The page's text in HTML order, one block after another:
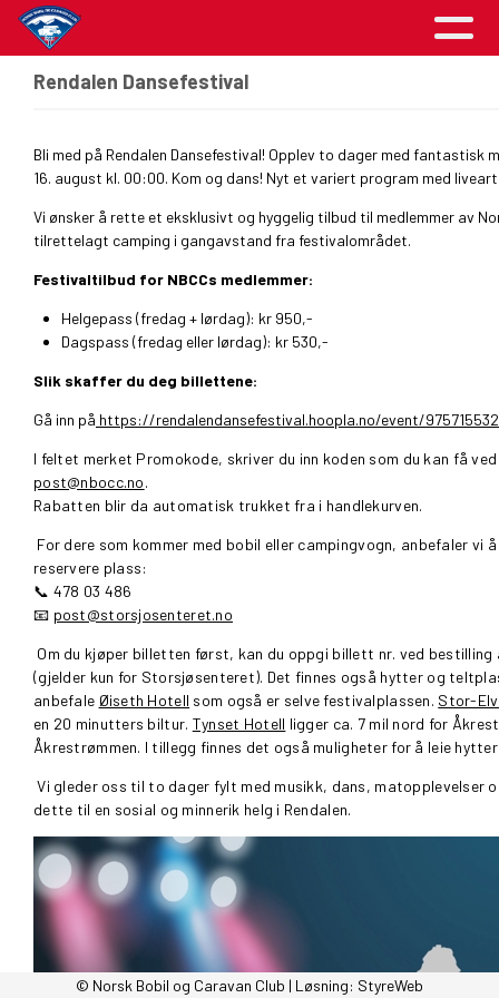
Rendalen Dansefestival
Bli med på Rendalen Dansefestival! Opplev to dager med
16. august kl. 00:00. Kom og dans! Nyt et variert program med
Vi ønsker å rette et eksklusivt og hyggelig tilbud til medlemmer av
tilrettelagt camping i gangavstand fra festivalområdet.
Festivaltilbud for NBCCs medlemmer:
Helgepass (fredag + lørdag): kr 950,-
Dagspass (fredag eller lørdag): kr 530,-
Slik skaffer du deg billettene:
Gå inn på https://rendalendansefestival.hoopla.no/event/
I feltet merket Promokode, skriver du inn koden som du kan få
post@nbocc.no.
Rabatten blir da automatisk trukket fra i handlekurven.
For dere som kommer med bobil eller campingvogn, anbefaler vi
reservere plass:
📞 478 03 486
📧 post@storsjosenteret.no
Om du kjøper billetten først, kan du oppgi billett nr. ved
(gjelder kun for Storsjøsenteret). Det finnes også hytter og
anbefale Øiseth Hotell som også er selve festivalplassen. Stor-
en 20 minutters biltur. Tynset Hotell ligger ca. 7 mil nord for
Åkrestrømmen. I tillegg finnes det også muligheter for å leie
Vi gleder oss til to dager fylt med musikk, dans, matopplevelser
dette til en sosial og minnerik helg i Rendalen.
© Norsk Bobil og Caravan Club | Løsning: StyreWeb